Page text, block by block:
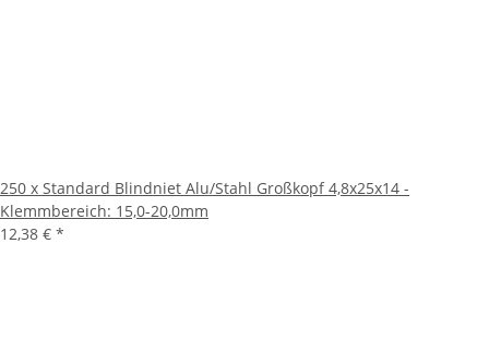
250 x Standard Blindniet Alu/Stahl Großkopf 4,8x25x14 -
Klemmbereich: 15,0-20,0mm
12,38 € *